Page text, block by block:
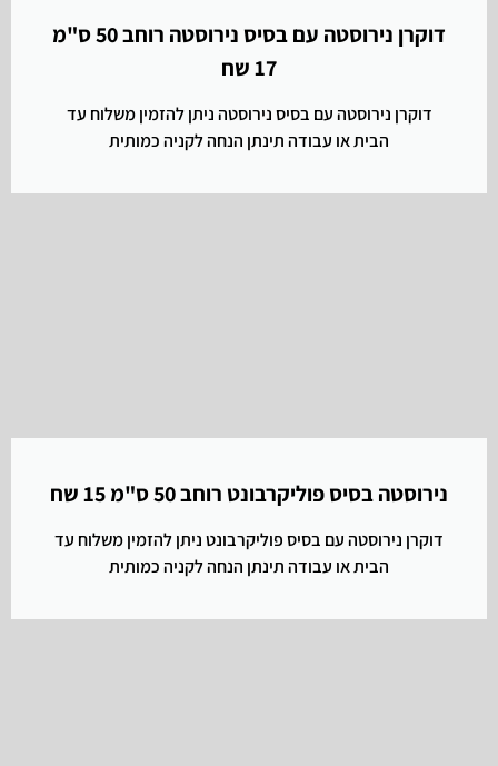
דוקרן נירוסטה עם בסיס נירוסטה רוחב 50 ס"מ
17 שח
דוקרן נירוסטה עם בסיס נירוסטה ניתן להזמין משלוח עד
הבית או עבודה תינתן הנחה לקניה כמותית
נירוסטה בסיס פוליקרבונט רוחב 50 ס"מ 15 שח
דוקרן נירוסטה עם בסיס פוליקרבונט ניתן להזמין משלוח עד
הבית או עבודה תינתן הנחה לקניה כמותית